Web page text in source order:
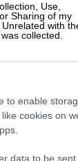
Use,
Sharing of my
with
collected.
to enable
cookies on
data to be sent
παραβάσεις
880
επίδραση
τις οποίες
2.482